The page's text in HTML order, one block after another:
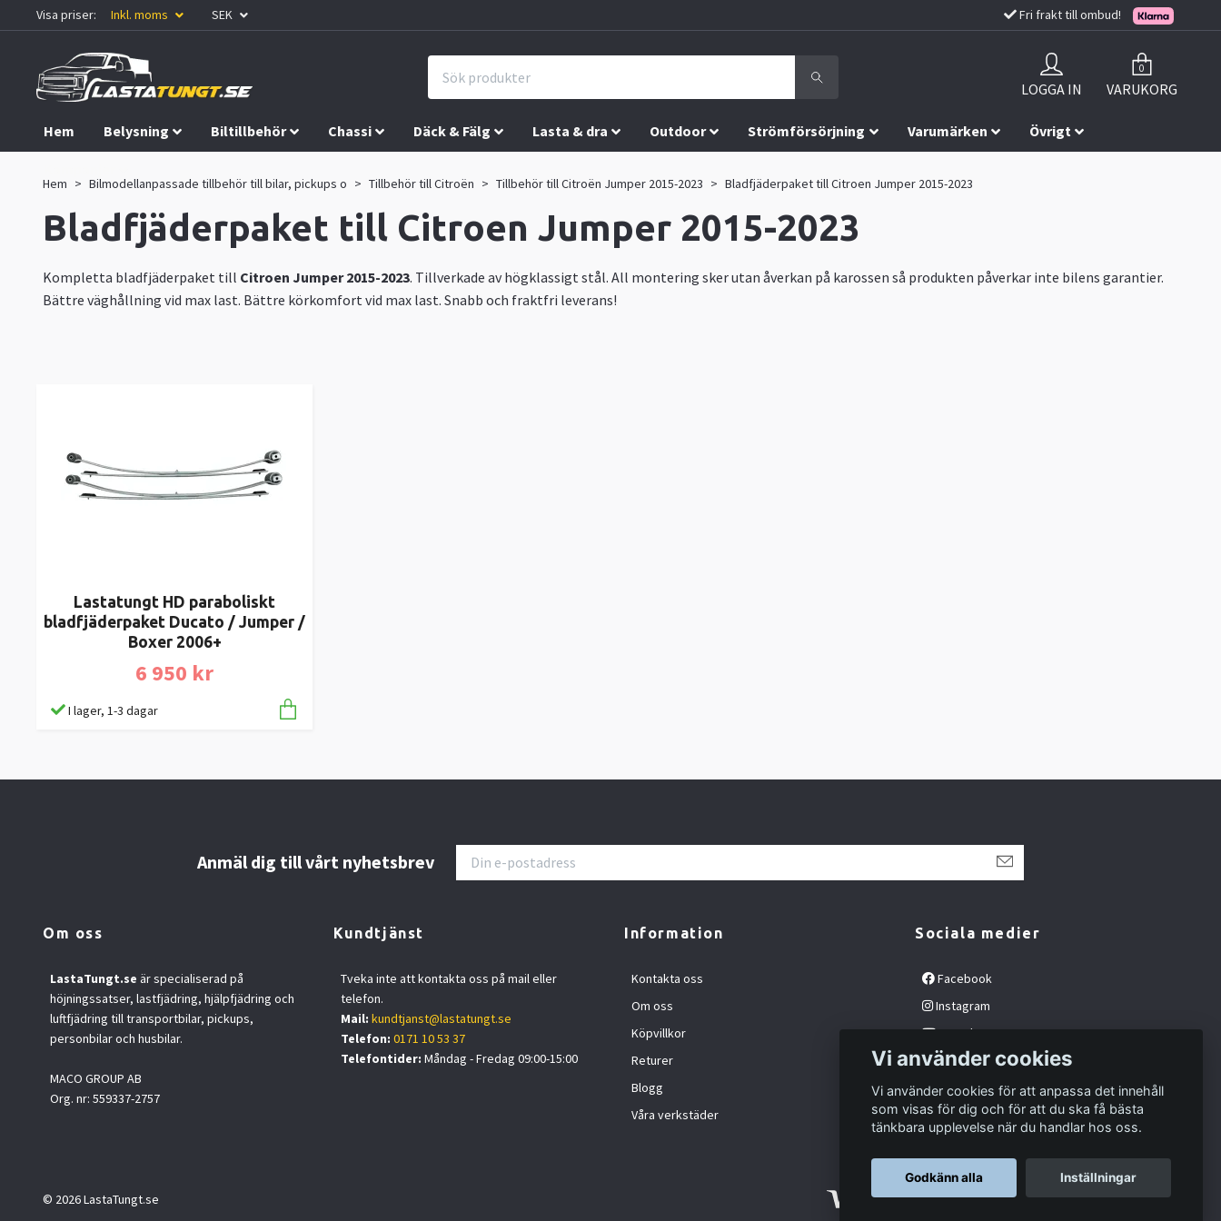
Visa priser: Inkl. moms SEK Fri frakt till ombud!
LOGGA IN
0
VARUKORG
Hem Belysning Biltillbehör Chassi Däck & Fälg Lasta & dra Outdoor Strömförsörjning Varumärken Övrigt
Hem Bilmodellanpassade tillbehör till bilar, pickups o Tillbehör till Citroën Tillbehör till Citroën Jumper 2015-2023 Bladfjäderpaket till Citroen Jumper 2015-2023
Bladfjäderpaket till Citroen Jumper 2015-2023
Kompletta bladfjäderpaket till Citroen Jumper 2015-2023. Tillverkade av högklassigt stål. All montering sker utan åverkan på karossen så produkten påverkar inte bilens garantier.
Bättre väghållning vid max last. Bättre körkomfort vid max last. Snabb och fraktfri leverans!
Lastatungt HD paraboliskt
bladfjäderpaket Ducato / Jumper /
Boxer 2006+
6 950 kr
I lager, 1-3 dagar
Anmäl dig till vårt nyhetsbrev
Om oss
LastaTungt.se är specialiserad på
höjningssatser, lastfjädring, hjälpfjädring och
luftfjädring till transportbilar, pickups,
personbilar och husbilar.
MACO GROUP AB
Org. nr: 559337-2757
Kundtjänst
Tveka inte att kontakta oss på mail eller
telefon.
Mail: kundtjanst@lastatungt.se
Telefon: 0171 10 53 37
Telefontider: Måndag - Fredag 09:00-15:00
Information
Kontakta oss
Om oss
Köpvillkor
Returer
Blogg
Våra verkstäder
Sociala medier
Facebook
Instagram
YouTube
© 2026 LastaTungt.se
Vi använder cookies
Vi använder cookies för att anpassa det innehåll
som visas för dig och för att du ska få bästa
tänkbara upplevelse när du handlar hos oss.
Godkänn alla Inställningar